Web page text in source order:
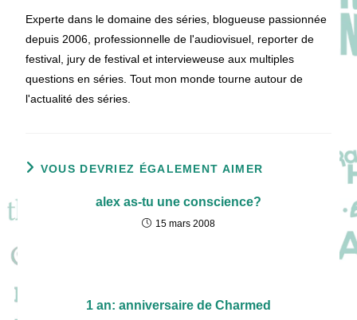
Experte dans le domaine des séries, blogueuse passionnée
depuis 2006, professionnelle de l'audiovisuel, reporter de
festival, jury de festival et intervieweuse aux multiples
questions en séries. Tout mon monde tourne autour de
l'actualité des séries.
VOUS DEVRIEZ ÉGALEMENT AIMER
alex as-tu une conscience?
15 mars 2008
1 an: anniversaire de Charmed